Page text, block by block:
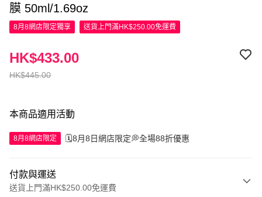
膜 50ml/1.69oz
8月8網店限定獨享 送貨上門滿HK$250.00免運費
HK$445.00
HK$433.00
本商品適用活動
8月8網店限定 🗓️8月8日網店限定💭全場88折優惠
付款與運送
送貨上門滿HK$250.00免運費